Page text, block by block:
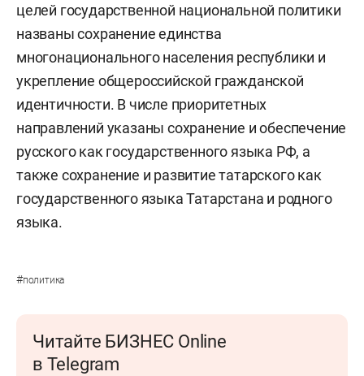
целей государственной национальной политики
названы сохранение единства
многонационального населения республики и
укрепление общероссийской гражданской
идентичности. В числе приоритетных
направлений указаны сохранение и обеспечение
русского как государственного языка РФ, а
также сохранение и развитие татарского как
государственного языка Татарстана и родного
языка.
#политика
Читайте БИЗНЕС Online
в Telegram